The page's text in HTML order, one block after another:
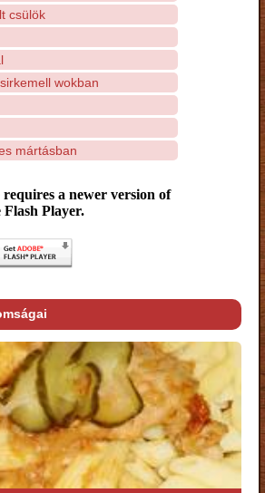
csülök
wokban
mártásban
a newer version of
Flash Player.